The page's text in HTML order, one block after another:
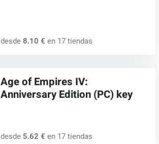
desde 8.10 € en 17 tiendas
Age of Empires IV:
Anniversary Edition (PC) key
desde 5.62 € en 17 tiendas